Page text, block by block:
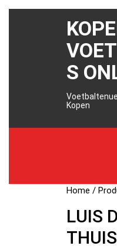
S
Kopen
Home /
LUIS
THUIS